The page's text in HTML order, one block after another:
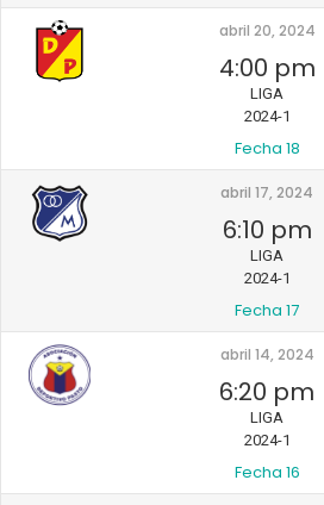
abril 20, 2024
4:00 pm
LIGA
2024-1
Fecha 18
abril 17, 2024
6:10 pm
LIGA
2024-1
Fecha 17
abril 14, 2024
6:20 pm
LIGA
2024-1
Fecha 16